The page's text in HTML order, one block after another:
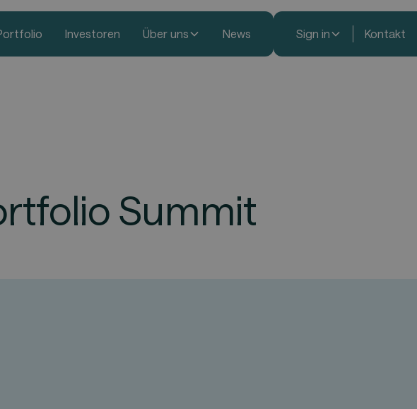
Investoren Über uns News Sign in Kontakt
Summit